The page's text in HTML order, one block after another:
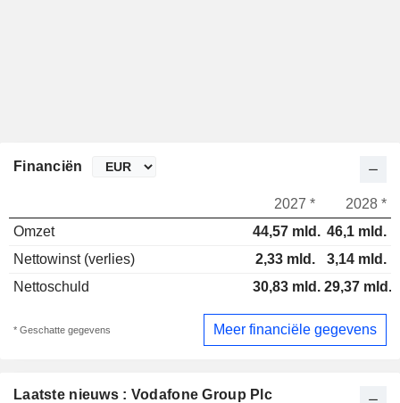
Laatste nieuws : Vodafone Group Plc
Financiën
2027 *
2028 *
Omzet
44,57 mld. 46,1 mld.
Nettowinst (verlies)
2,33 mld.
3,14 mld.
Nettoschuld
30,83 mld. 29,37 mld.
* Geschatte gegevens Meer financiële gegevens